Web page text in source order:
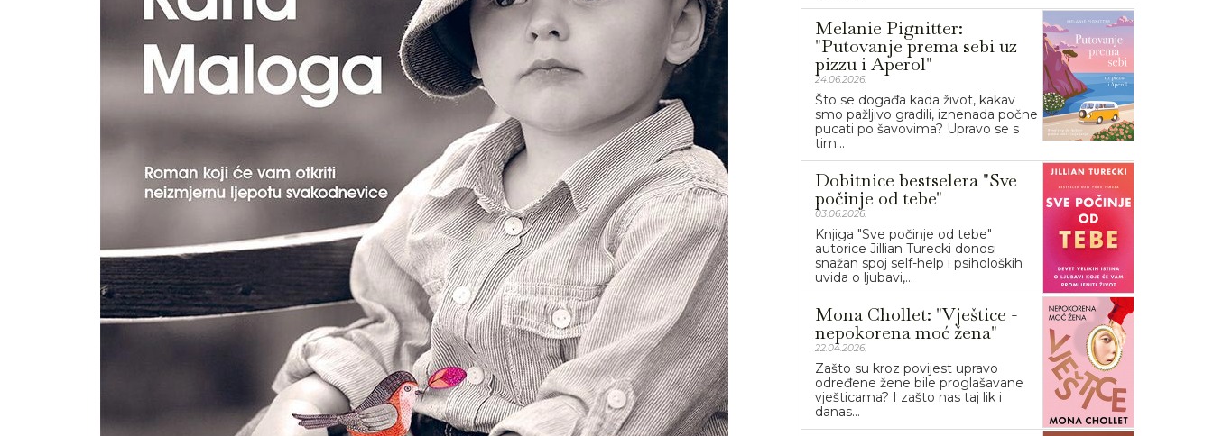
Melanie Pignitter:
"Putovanje prema sebi uz
pizzu i Aperol"
24.06.2026.
Što se događa kada život, kakav
smo pažljivo gradili, iznenada počne
pucati po šavovima? Upravo se s
tim...
Dobitnice bestselera "Sve
počinje od tebe"
03.06.2026.
Knjiga "Sve počinje od tebe"
autorice Jillian Turecki donosi
snažan spoj self-help i psiholoških
uvida o ljubavi,...
Mona Chollet: "Vještice -
nepokorena moć žena"
22.04.2026.
Zašto su kroz povijest upravo
određene žene bile proglašavane
vješticama? I zašto nas taj lik i
danas...